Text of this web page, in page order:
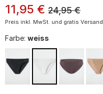
11,95 € 24,95 €
Preis inkl. MwSt. und gratis Versand.
Farbe: weiss